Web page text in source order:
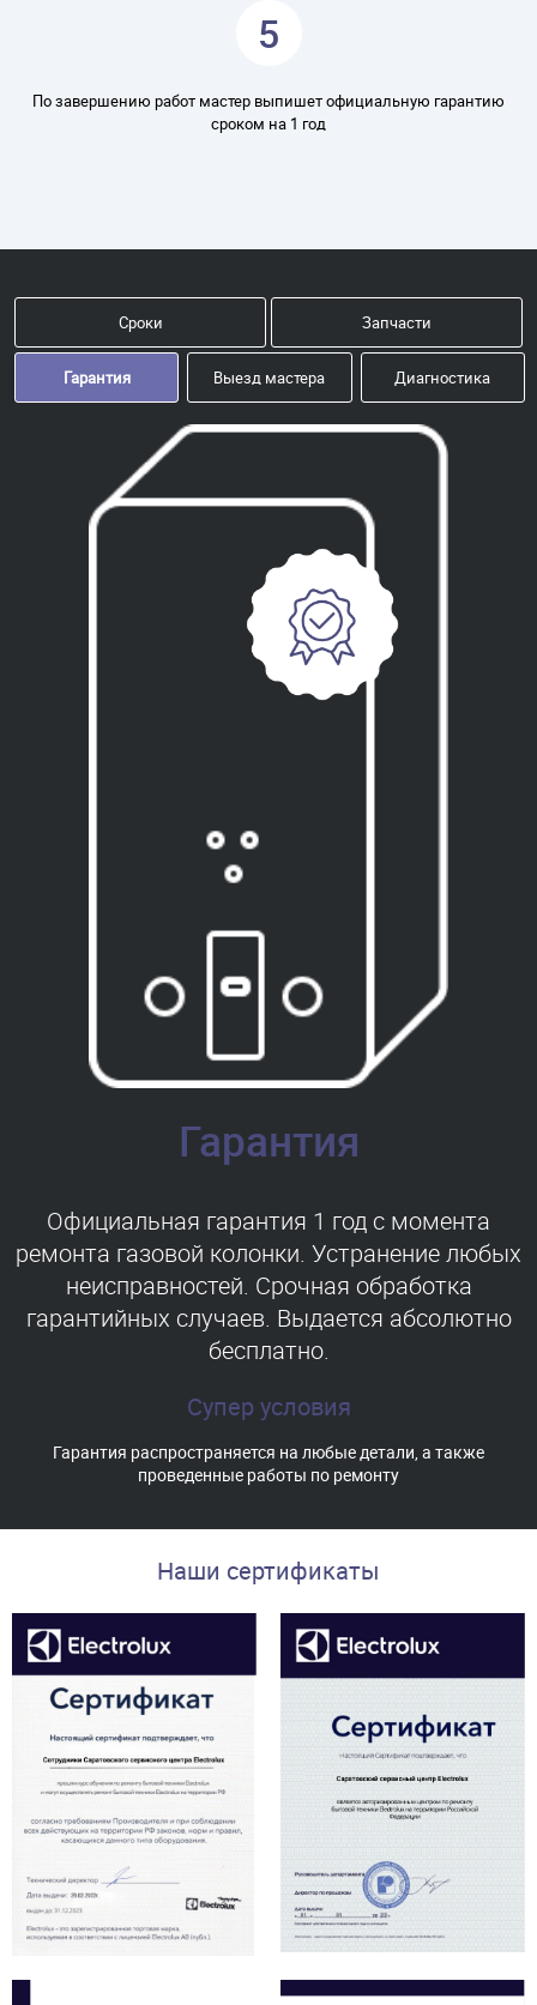
5
По завершению работ мастер выпишет официальную гарантию
сроком на 1 год
Сроки Запчасти
Гарантия Выезд мастера Диагностика
Гарантия
Официальная гарантия 1 год с момента
ремонта газовой колонки. Устранение любых
неисправностей. Срочная обработка
гарантийных случаев. Выдается абсолютно
бесплатно.
Супер условия
Гарантия распространяется на любые детали, а также
проведенные работы по ремонту
Наши сертификаты